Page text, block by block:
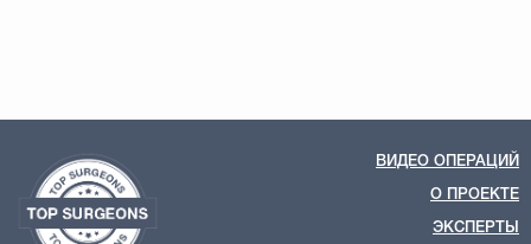
ВИДЕО ОПЕРАЦИЙ
О ПРОЕКТЕ
ЭКСПЕРТЫ